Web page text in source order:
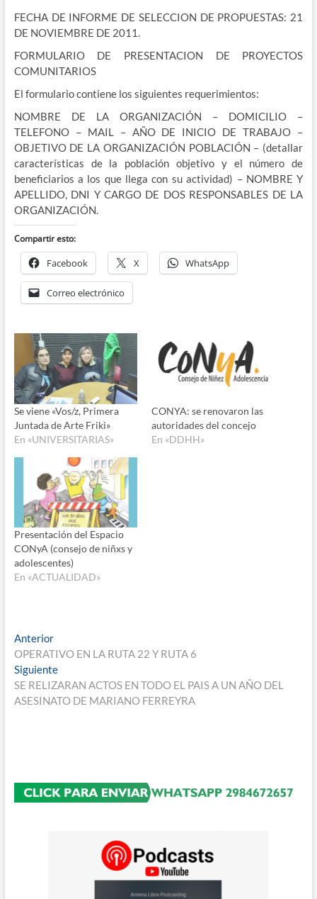
FECHA DE INFORME DE SELECCION DE PROPUESTAS: 21
DE NOVIEMBRE DE 2011.
FORMULARIO DE PRESENTACION DE PROYECTOS
COMUNITARIOS
El formulario contiene los siguientes requerimientos:
NOMBRE DE LA ORGANIZACIÓN – DOMICILIO –
TELEFONO – MAIL – AÑO DE INICIO DE TRABAJO –
OBJETIVO DE LA ORGANIZACIÓN POBLACIÓN – (detallar
características de la población objetivo y el número de
beneficiarios a los que llega con su actividad) – NOMBRE Y
APELLIDO, DNI Y CARGO DE DOS RESPONSABLES DE LA
ORGANIZACIÓN.
Compartir esto:
Facebook X WhatsApp
Correo electrónico
Se viene «Vos/z, Primera
Juntada de Arte Friki»
En «UNIVERSITARIAS»
CONYA: se renovaron las
autoridades del concejo
En «DDHH»
Presentación del Espacio
CONyA (consejo de niñxs y
adolescentes)
En «ACTUALIDAD»
Navegación
de
entradas
AnteriorEntrada
anterior:
OPERATIVO EN LA RUTA 22 Y RUTA 6
SiguienteEntrada
siguiente:
SE RELIZARAN ACTOS EN TODO EL PAIS A UN AÑO DEL
ASESINATO DE MARIANO FERREYRA